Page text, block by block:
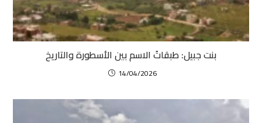
بنت جبيل: طبقاتُ الاسم بين الأسطورة والتاريخ
14/04/2026